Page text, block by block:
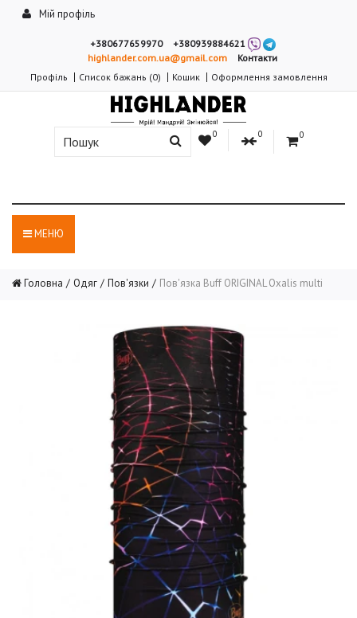
Мій профіль
+380677659970
+380939884621
highlander.com.ua@gmail.com
Контакти
Профіль
Список бажань (0) Кошик Оформлення замовлення
0 0 0
МЕНЮ
Головна Одяг Пов'язки Пов'язка Buff ORIGINAL Oxalis multi